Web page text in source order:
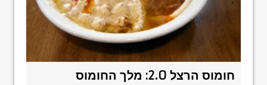
חומוס הרצל 2.0: מלך החומוס